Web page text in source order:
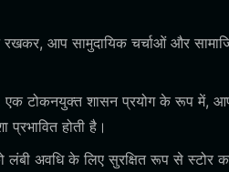
आप सामुदायिक चर्चाओं और
एक टोकनयुक्त शासन प्रयोग के रूप में, आप
होती है।
अवधि के लिए सुरक्षित रूप से स्टोर